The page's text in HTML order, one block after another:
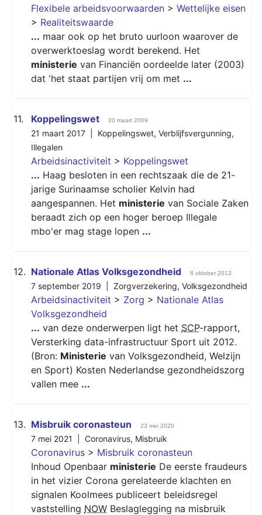
Flexibele arbeidsvoorwaarden > Wettelijke eisen
> Realiteitswaarde
... maar ook op het bruto uurloon waarover de
overwerktoeslag wordt berekend. Het
ministerie van Financiën oordeelde later (2003)
dat 'het staat partijen vrij om met ...
11. Koppelingswet 20 maart 2009
21 maart 2017 | Koppelingswet, Verblijfsvergunning,
Illegalen
Arbeidsinactiviteit > Koppelingswet
... Haag besloten in een rechtszaak die de 21-
jarige Surinaamse scholier Kelvin had
aangespannen. Het ministerie van Sociale Zaken
beraadt zich op een hoger beroep Illegale
mbo'er mag stage lopen ...
12. Nationale Atlas Volksgezondheid 8 oktober 2013
7 september 2019 | Zorgverzekering, Volksgezondheid
Arbeidsinactiviteit > Zorg > Nationale Atlas
Volksgezondheid
... van deze onderwerpen ligt het SCP-rapport,
Versterking data-infrastructuur Sport uit 2012.
(Bron: Ministerie van Volksgezondheid, Welzijn
en Sport) Kosten Nederlandse gezondheidszorg
vallen mee ...
13. Misbruik coronasteun 23 mei 2020
7 mei 2021 | Coronavirus, Misbruik
Coronavirus > Misbruik coronasteun
Inhoud Openbaar ministerie De eerste fraudeurs
in het vizier Corona gerelateerde klachten en
signalen Koolmees publiceert beleidsregel
vaststelling NOW Beslaglegging na misbruik